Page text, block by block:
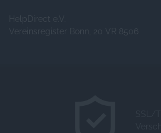
HelpDirect e.V.
Vereinsregister Bonn, 20 VR 8506